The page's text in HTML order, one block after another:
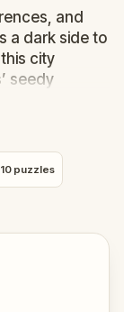
and
a dark side to
city
seedy
all about the
and
puzzles